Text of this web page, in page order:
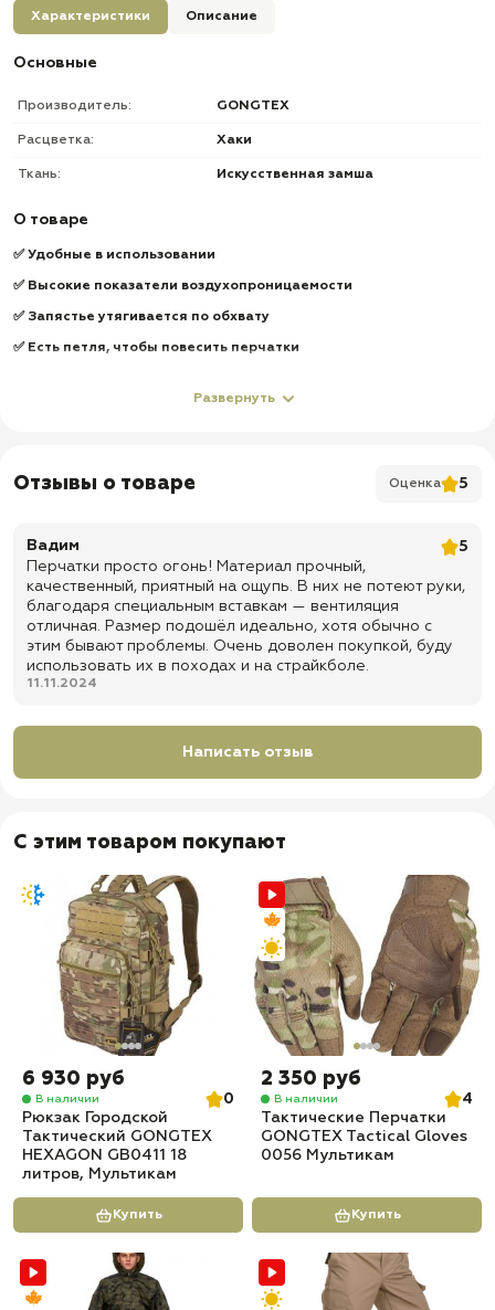
Характеристики Описание
Основные
Производитель: GONGTEX
Расцветка: Хаки
Ткань: Искусственная замша
О товаре
✅Удобные в использовании
✅ Высокие показатели воздухопроницаемости
✅ Запястье утягивается по обхвату
✅ Есть петля, чтобы повесить перчатки
повредить руку
из плотного резинового материала
Защита
мотоспорт,страйкбола ,пейнтбола
Доставка по всей России
Быстрая отправка
Развернуть
Отзывы о товаре Оценка 5
Вадим
5
Перчатки просто огонь! Материал прочный,
качественный, приятный на ощупь. В них не потеют руки,
благодаря специальным вставкам — вентиляция
отличная. Размер подошёл идеально, хотя обычно с
этим бывают проблемы. Очень доволен покупкой, буду
использовать их в походах и на страйкболе.
11.11.2024
Написать отзыв
С этим товаром покупают
6 930 руб
В наличии
0
Рюкзак Городской
Тактический GONGTEX
HEXAGON GB0411 18
литров, Мультикам
Купить
2 350 руб
В наличии
4
Тактические Перчатки
GONGTEX Tactical Gloves
0056 Мультикам
Купить